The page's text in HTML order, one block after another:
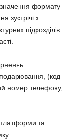
формату
зустрічі з
підрозділів
(код
номер телефону,
платформи та